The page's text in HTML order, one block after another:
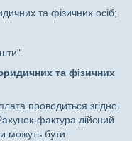
та фізичних осіб;
та фізичних
проводиться згідно
фактура дійсний
можуть бути